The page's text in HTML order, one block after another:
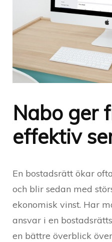
Nabo ger
effektiv
En bostadsrätt ökar
och blir sedan med
ekonomisk vinst. Har
ansvar i en
en bättre överblick